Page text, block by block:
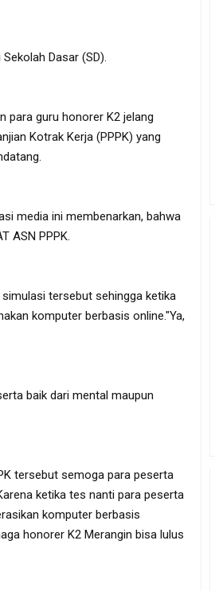
Dasar (SD).
para guru honorer K2 jelang
Kotrak Kerja (PPPK) yang
media ini membenarkan, bahwa
ASN PPPK.
tersebut sehingga ketika
komputer berbasis online."Ya,
baik dari mental maupun
tersebut semoga para peserta
ketika tes nanti para peserta
komputer berbasis
honorer K2 Merangin bisa lulus